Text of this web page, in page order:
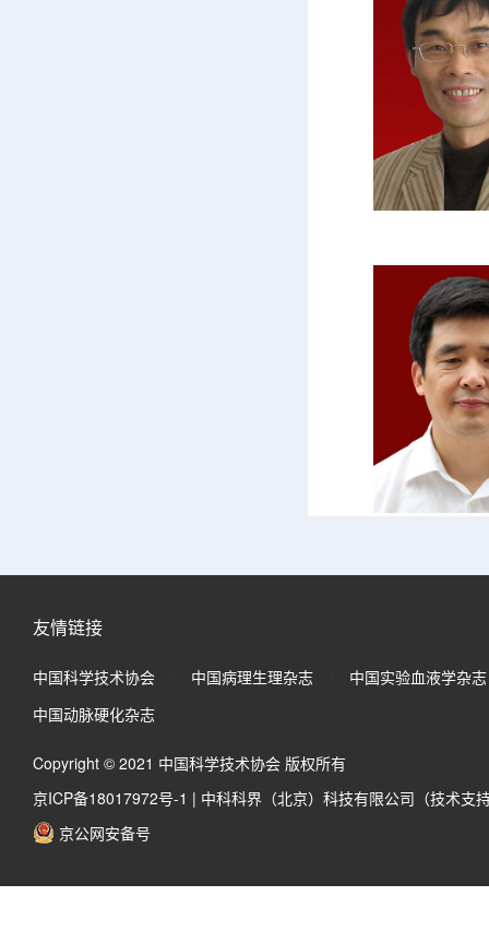
友情链接
中国科学技术协会 中国病理生理杂志
中国实验血液学杂志
中国动脉硬化杂志
Copyright © 2021 中国科学技术协会 版权所有
京ICP备18017972号-1 | 中科科界（北京）科技有限公司（技术支
京公网安备号